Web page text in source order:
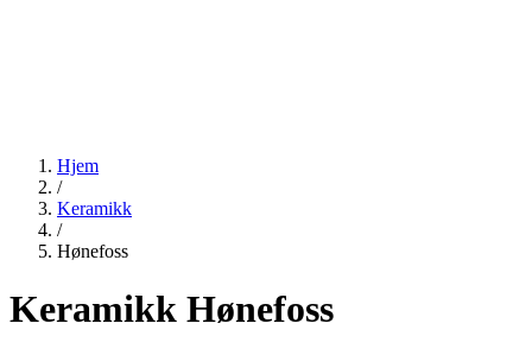
Hjem
/
Keramikk
/
Hønefoss
Keramikk Hønefoss